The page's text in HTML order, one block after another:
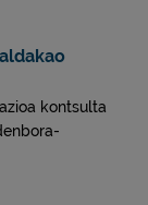
kontsulta